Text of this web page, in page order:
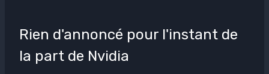
Rien d'annoncé pour l'instant de
la part de Nvidia